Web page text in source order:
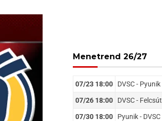
Menetrend 26/27
07/23 18:00 DVSC - Pyunik
07/26 18:00 DVSC - Felcsút
07/30 18:00 Pyunik - DVSC